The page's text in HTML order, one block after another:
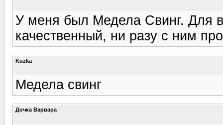
У меня был Медела Свинг. Для
качественный, ни разу с ним
Kuzka
Медела свинг
Дочка Варвара